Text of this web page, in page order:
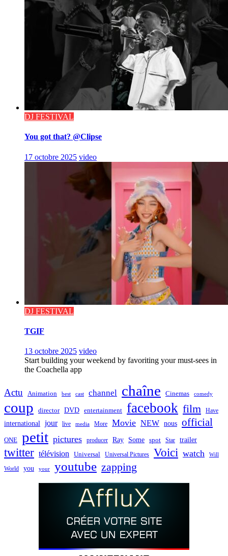
DJ FESTIVAL
You got that? @Clipse
17 octobre 2025 video
DJ FESTIVAL
TGIF
13 octobre 2025 video
Start building your weekend by favoriting your must-sees in
the Coachella app
Actu Animation best cast channel chaîne Cinemas comedy
coup director DVD entertainment facebook film Have
international jour live media More Movie NEW nous official
ONE petit pictures producer Ray Some spot Star trailer
twitter télévision Universal Universal Pictures Voici watch Will
World you your youtube zapping